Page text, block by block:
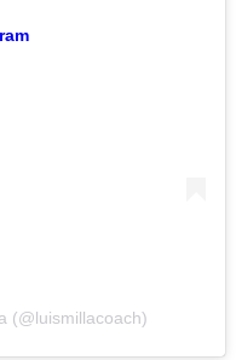
(@luismillacoach)